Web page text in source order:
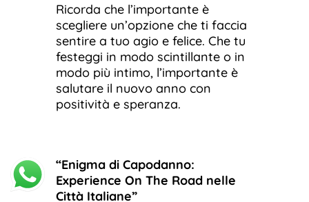
Ricorda che l’importante è
scegliere un’opzione che ti faccia
sentire a tuo agio e felice. Che tu
festeggi in modo scintillante o in
modo più intimo, l’importante è
salutare il nuovo anno con
positività e speranza.
“Enigma di Capodanno:
Experience On The Road nelle
Città Italiane”